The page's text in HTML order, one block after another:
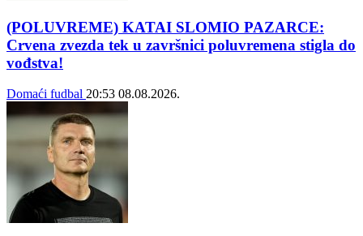
(POLUVREME) KATAI SLOMIO PAZARCE:
Crvena zvezda tek u završnici poluvremena stigla do
vođstva!
Domaći fudbal 20:53 08.08.2026.